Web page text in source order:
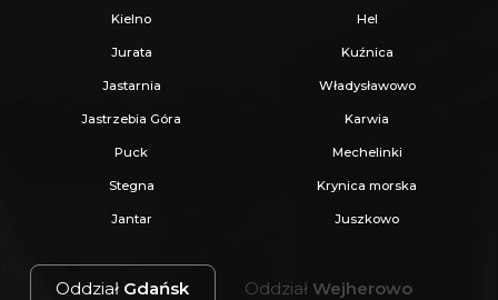
Kielno Hel
Jurata Kuźnica
Jastarnia Władysławowo
Jastrzebia Góra Karwia
Puck Mechelinki
Stegna Krynica morska
Jantar Juszkowo
Oddział Gdańsk Oddział Wejherowo